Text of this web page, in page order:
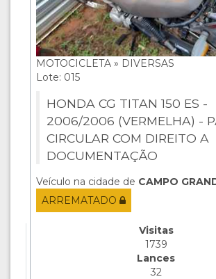
MOTOCICLETA » DIVERSAS
Lote: 015
HONDA CG TITAN 150 ES -
2006/2006 (VERMELHA) -
CIRCULAR COM DIREITO A
DOCUMENTAÇÃO
Veículo na cidade de CAMPO
ARREMATADO
Visitas
1739
Lances
32